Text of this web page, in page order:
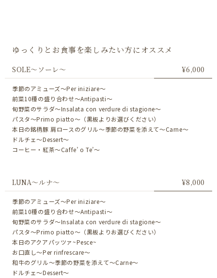
ゆっくりとお食事を楽しみたい方にオススメ
SOLE～ソーレ～ ¥6,000
季節のアミューズ～Per iniziare～
前菜10種の盛り合わせ～Antipasti～
旬野菜のサラダ～Insalata con verdure di stagione～
パスタ～Primo piatto～（黒板よりお選びください）
本日の銘柄豚 肩ロースのグリル〜季節の野菜を添えて〜Carne～
ドルチェ～Dessert～
コーヒー・紅茶～Caffe’ o Te’～
LUNA～ルナ～ ¥8,000
季節のアミューズ～Per iniziare～
前菜10種の盛り合わせ～Antipasti～
旬野菜のサラダ～Insalata con verdure di stagione～
パスタ～Primo piatto～（黒板よりお選びください）
本日のアクアパッツァ~Pesce~
お口直し～Per rinfrescare～
和牛のグリル〜季節の野菜を添えて〜Carne～
ドルチェ～Dessert～